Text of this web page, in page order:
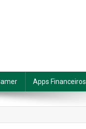
Apps Financeiros